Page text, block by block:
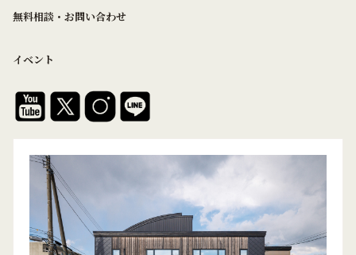
無料相談・お問い合わせ
イベント